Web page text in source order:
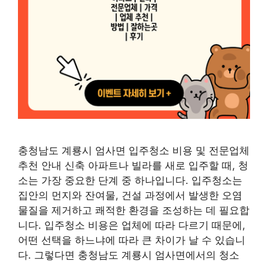
충청남도 계룡시 엄사면 입주청소 비용 및 전문업체
추천 안내 신축 아파트나 빌라를 새로 입주할 때, 청
소는 가장 중요한 단계 중 하나입니다. 입주청소는
집안의 먼지와 잔여물, 건설 과정에서 발생한 오염
물질을 제거하고 쾌적한 환경을 조성하는 데 필요합
니다. 입주청소 비용은 업체에 따라 다르기 때문에,
어떤 선택을 하느냐에 따라 큰 차이가 날 수 있습니
다. 그렇다면 충청남도 계룡시 엄사면에서의 청소